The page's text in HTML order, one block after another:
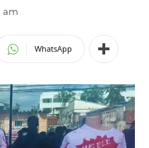
am
WhatsApp